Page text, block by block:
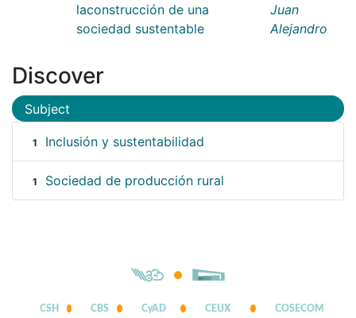
laconstrucción de una
sociedad sustentable
Juan
Alejandro
Discover
Subject
1 Inclusión y sustentabilidad
1 Sociedad de producción rural
CSH CBS CyAD CEUX COSECOM